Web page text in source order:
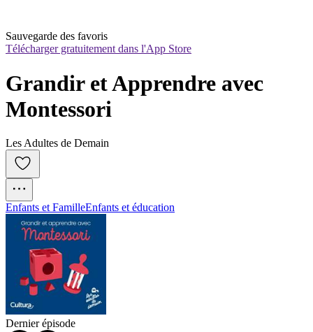
Sauvegarde des favoris
Télécharger gratuitement dans l'App Store
Grandir et Apprendre avec
Montessori
Les Adultes de Demain
Enfants et FamilleEnfants et éducation
Dernier épisode